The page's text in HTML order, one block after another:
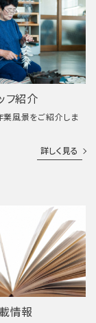
フ紹介
業風景をご紹介しま
詳しく見る
情報